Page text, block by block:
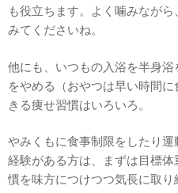
も役立ちます。よく噛みなが
みてくださいね。
他にも、いつもの入浴を半身
をやめる（おやつは早い時間
きる痩せ習慣はいろいろ。
やみくもに食事制限をしたり
経験がある方は、まずは目標
慣を味方につけつつ気長に取り